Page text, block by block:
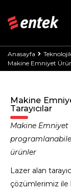
Anasayfa
Makine Emniyet
Makine
Tarayıcılar
Makine
ürünler
Lazer alan
çözümlerimiz ile